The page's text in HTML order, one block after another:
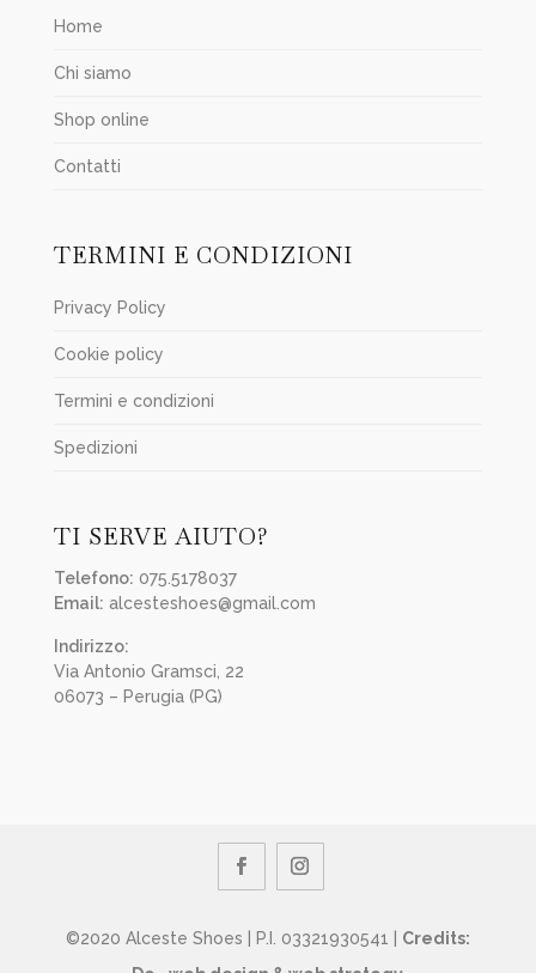
Home
Chi siamo
Shop online
Contatti
TERMINI E CONDIZIONI
Privacy Policy
Cookie policy
Termini e condizioni
Spedizioni
TI SERVE AIUTO?
Telefono: 075.5178037
Email: alcesteshoes@gmail.com
Indirizzo:
Via Antonio Gramsci, 22
06073 – Perugia (PG)
©2020 Alceste Shoes | P.I. 03321930541 | Credits: